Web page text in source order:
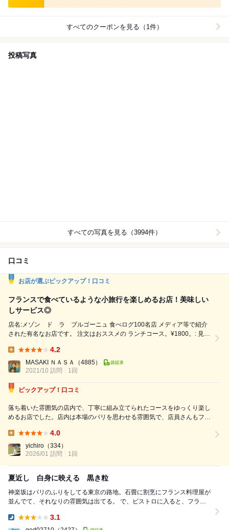
すべてのクーポンを見る（1件）
投稿写真
すべての写真を見る（3994件）
口コミ
お店が選ぶピックアップ！口コミ
フランスで食べているような小旅行を楽しめるお店！美味しい
しサービス◎
店名:メゾン ド ラ ブルゴーニュ 食べログ100名店 メディア等で紹介
された有名なお店です。 注文はおススメの ランチコース。¥1800。: 見た
のおすすめ、魚はポワレ、肉鴨のグラタン、カフェ付きの為選択:コーヒ
ー紅茶など、デザート＋500円:焼きリンゴのクレープかブリュレ付きを選
択) 前菜:にしんのマリネ: 見た目...
4.2
MASAKI ＮＡＳＡ
（4885）
2021/10 訪問
1回
ピックアップ！口コミ
落ち着いた雰囲気の店内で、丁寧に組み立てられたコースをゆっくり楽し
めるお店でした。店内は本場のパリを思わせる雰囲気で、店員さんもフラ
コースを注文しました。 前菜のオニオングラタンスープは、表面のチー
ズが香ばしく焼き上げられ、中のス...
4.0
yichiro （334）
2026/01 訪問
1回
夏近し 白身に映える 黒き粒
神楽坂はパリのふりをしてる東京の路地。石畳に割烹にフランス料理屋が
並んでて、それなりの雰囲気は出てる。 で、ビストロに入ると、フラン
3.1